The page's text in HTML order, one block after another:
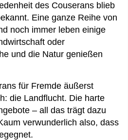
des Couserans blieb
Eine ganze Reihe von
noch immer leben einige
oder
und die Natur genießen
für Fremde äußerst
die Landflucht. Die harte
– all das trägt dazu
verwunderlich also, dass